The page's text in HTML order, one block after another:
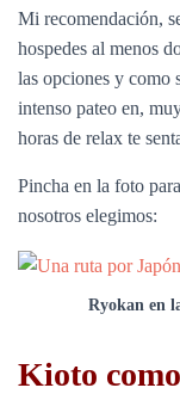
Mi recomendación,
hospedes al menos
las opciones y como
intenso pateo en,
horas de relax te
Pincha en la foto
nosotros elegimos:
Ryokan en
Kioto